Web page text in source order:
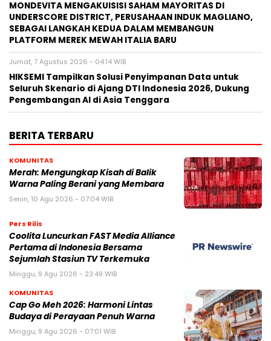
MONDEVITA MENGAKUISISI SAHAM MAYORITAS DI
UNDERSCORE DISTRICT, PERUSAHAAN INDUK MAGLIANO,
SEBAGAI LANGKAH KEDUA DALAM MEMBANGUN
PLATFORM MEREK MEWAH ITALIA BARU
Jumat, 7 Agustus 2026 - 04:14 WIB
HIKSEMI Tampilkan Solusi Penyimpanan Data untuk
Seluruh Skenario di Ajang DTI Indonesia 2026, Dukung
Pengembangan AI di Asia Tenggara
BERITA TERBARU
KOMUNITAS
Merah: Mengungkap Kisah di Balik
Warna Paling Berani yang Membara
Senin, 10 Agu 2026 - 07:04 WIB
Pers Rilis
Coolita Luncurkan FAST Media Alliance
Pertama di Indonesia Bersama
Sejumlah Stasiun TV Terkemuka
Minggu, 9 Agu 2026 - 23:49 WIB
KOMUNITAS
Cap Go Meh 2026: Harmoni Lintas
Budaya di Perayaan Penuh Warna
Minggu, 9 Agu 2026 - 07:01 WIB